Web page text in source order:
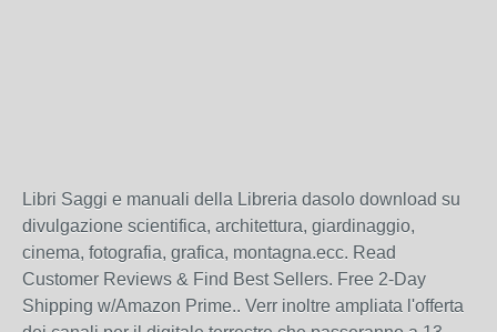
Libri Saggi e manuali della Libreria dasolo download su
divulgazione scientifica, architettura, giardinaggio,
cinema, fotografia, grafica, montagna.ecc. Read
Customer Reviews & Find Best Sellers. Free 2-Day
Shipping w/Amazon Prime.. Verr inoltre ampliata l'offerta